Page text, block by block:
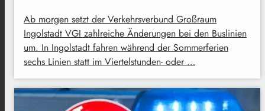
Ab morgen setzt der Verkehrsverbund Großraum
Ingolstadt VGI zahlreiche Änderungen bei den Buslinien
um. In Ingolstadt fahren während der Sommerferien
sechs Linien statt im Viertelstunden- oder …